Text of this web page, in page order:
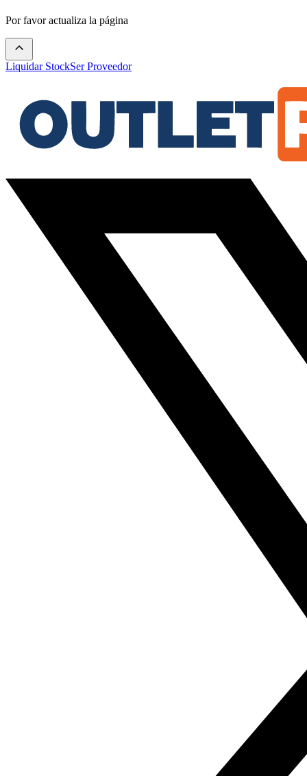
Por favor actualiza la página
Liquidar StockSer Proveedor